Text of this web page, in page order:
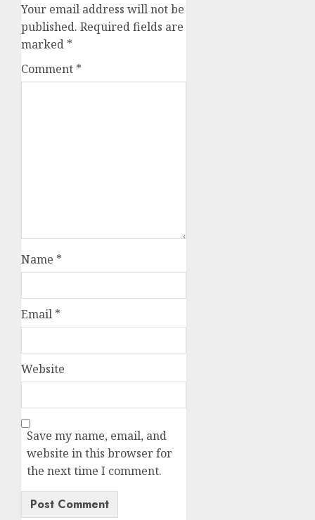
Your email address will not be
published. Required fields are
marked *
Comment *
Name *
Email *
Website
Save my name, email, and
website in this browser for
the next time I comment.